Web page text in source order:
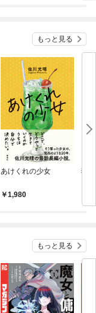
もっと見る
あけくれの少女
1,980
猫
もっと見る